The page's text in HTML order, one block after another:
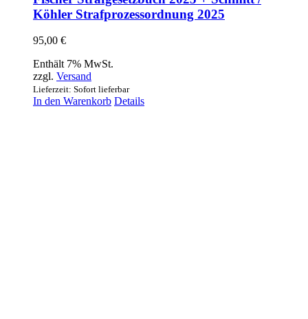
Köhler Strafprozessordnung 2025
95,00 €
Enthält 7% MwSt.
zzgl. Versand
Lieferzeit: Sofort lieferbar
In den Warenkorb Details